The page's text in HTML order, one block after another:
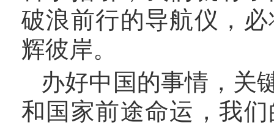
破浪前行的导航仪，
辉彼岸。
办好中国的事情，关
和国家前途命运，我